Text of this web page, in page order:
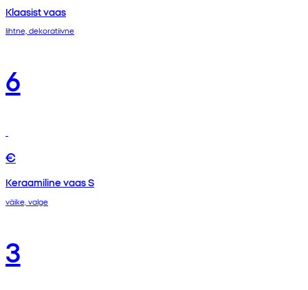
Klaasist vaas
lihtne, dekoratiivne
6
€
Keraamiline vaas S
väike, valge
3